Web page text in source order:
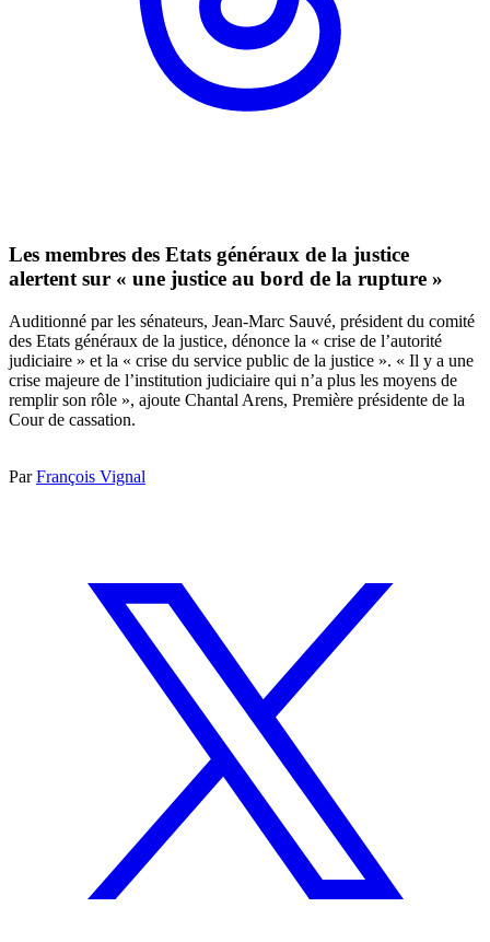
Les membres des Etats généraux de la justice
alertent sur « une justice au bord de la rupture »
Auditionné par les sénateurs, Jean-Marc Sauvé, président du comité
des Etats généraux de la justice, dénonce la « crise de l’autorité
judiciaire » et la « crise du service public de la justice ». « Il y a une
crise majeure de l’institution judiciaire qui n’a plus les moyens de
remplir son rôle », ajoute Chantal Arens, Première présidente de la
Cour de cassation.
ParFrançois Vignal